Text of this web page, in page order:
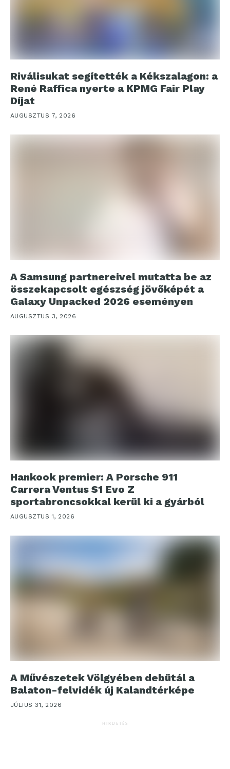
Riválisukat segítették a Kékszalagon: a
René Raffica nyerte a KPMG Fair Play
Díjat
AUGUSZTUS 7, 2026
A Samsung partnereivel mutatta be az
összekapcsolt egészség jövőképét a
Galaxy Unpacked 2026 eseményen
AUGUSZTUS 3, 2026
Hankook premier: A Porsche 911
Carrera Ventus S1 Evo Z
sportabroncsokkal kerül ki a gyárból
AUGUSZTUS 1, 2026
A Művészetek Völgyében debütál a
Balaton-felvidék új Kalandtérképe
JÚLIUS 31, 2026
HIRDETÉS